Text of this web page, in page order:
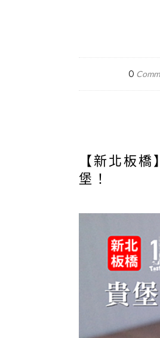
0
【新北板
堡！